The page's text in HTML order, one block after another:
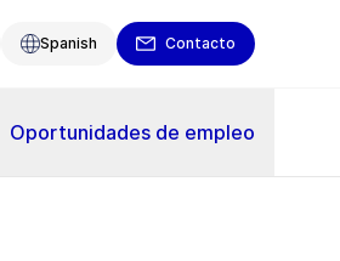
Spanish Contacto
Oportunidades de empleo